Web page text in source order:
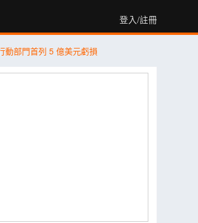
登入/註冊
動部門首列 5 億美元虧損